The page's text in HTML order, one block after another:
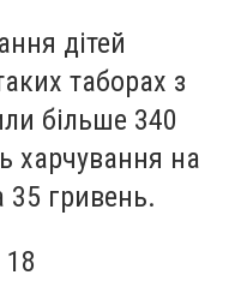
дітей
таборах з
більше 340
харчування на
35 гривень.